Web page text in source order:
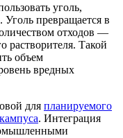
уголь,
Уголь превращается в
отходов —
растворителя. Такой
объем
вредных
для планируемого
. Интеграция